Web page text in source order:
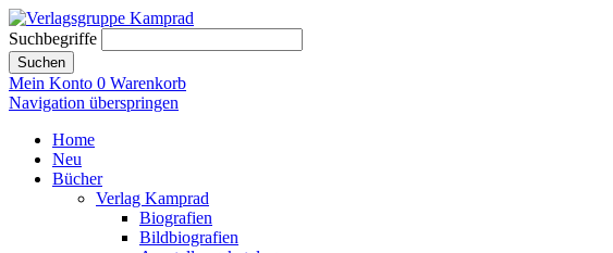
Suchbegriffe
Suchen
Mein Konto 0 Warenkorb
Navigation überspringen
Home
Neu
Bücher
Verlag Kamprad
Biografien
Bildbiografien